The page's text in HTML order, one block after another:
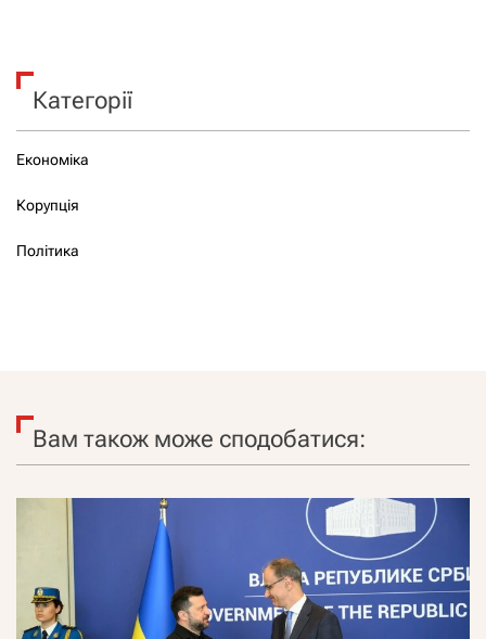
Категорії
Економіка
Корупція
Політика
Вам також може сподобатися: